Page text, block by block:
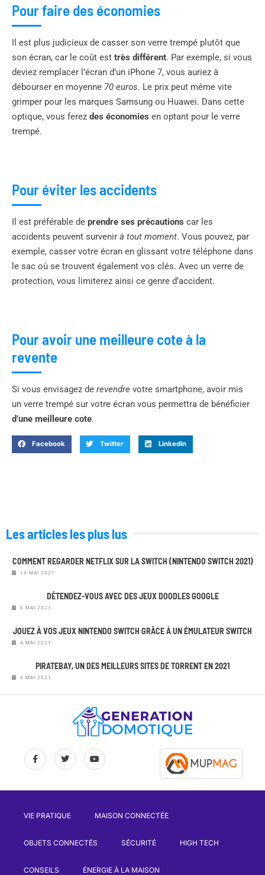
Pour faire des économies
Il est plus judicieux de casser son verre trempé plutôt que
son écran, car le coût est très différent. Par exemple, si vous
deviez remplacer l’écran d’un iPhone 7, vous auriez à
débourser en moyenne 70 euros. Le prix peut même vite
grimper pour les marques Samsung ou Huawei. Dans cette
optique, vous ferez des économies en optant pour le verre
trempé.
Pour éviter les accidents
Il est préférable de prendre ses précautions car les
accidents peuvent survenir à tout moment. Vous pouvez, par
exemple, casser votre écran en glissant votre téléphone dans
le sac où se trouvent également vos clés. Avec un verre de
protection, vous limiterez ainsi ce genre d’accident.
Pour avoir une meilleure cote à la
revente
Si vous envisagez de revendre votre smartphone, avoir mis
un verre trempé sur votre écran vous permettra de bénéficier
d’une meilleure cote.
Facebook Twitter LinkedIn
Les articles les plus lus
COMMENT REGARDER NETFLIX SUR LA SWITCH (NINTENDO SWITCH 2021)
14 MAI 2021
DÉTENDEZ-VOUS AVEC DES JEUX DOODLES GOOGLE
6 MAI 2021
JOUEZ À VOS JEUX NINTENDO SWITCH GRÂCE À UN ÉMULATEUR SWITCH
4 MAI 2021
PIRATEBAY, UN DES MEILLEURS SITES DE TORRENT EN 2021
3 MAI 2021
VIE PRATIQUE MAISON CONNECTÉE
OBJETS CONNECTÉS SÉCURITÉ HIGH TECH
CONSEILS ÉNERGIE À LA MAISON